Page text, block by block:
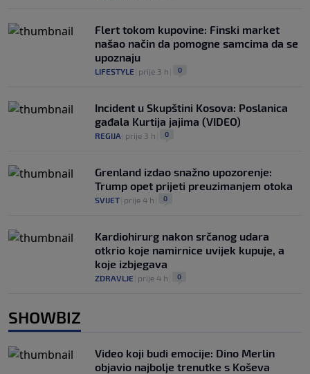
Flert tokom kupovine: Finski market
našao način da pomogne samcima da se
upoznaju
LIFESTYLE prije 3 h 0
Incident u Skupštini Kosova: Poslanica
gađala Kurtija jajima (VIDEO)
REGIJA prije 3 h 0
Grenland izdao snažno upozorenje:
Trump opet prijeti preuzimanjem otoka
SVIJET prije 4 h 0
Kardiohirurg nakon srčanog udara
otkrio koje namirnice uvijek kupuje, a
koje izbjegava
ZDRAVLJE prije 4 h 0
SHOWBIZ
Video koji budi emocije: Dino Merlin
objavio najbolje trenutke s Koševa